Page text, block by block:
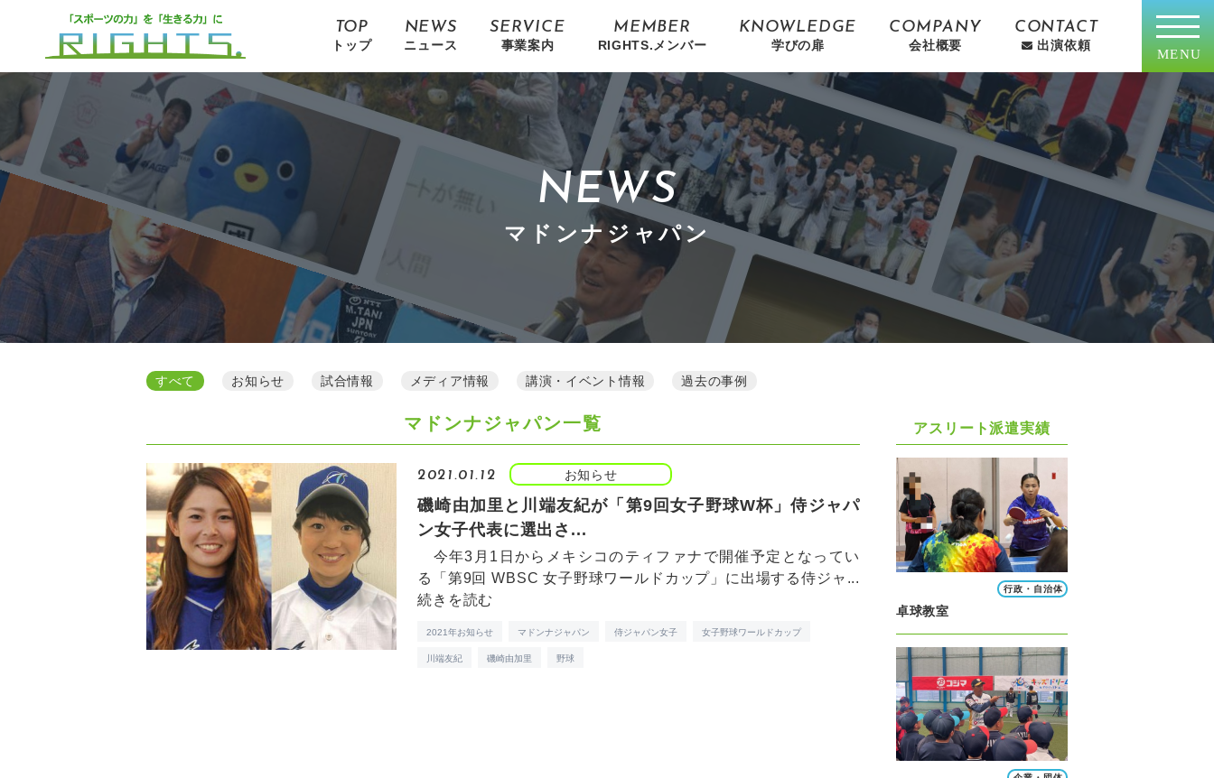
TOP
トップ
NEWS
ニュース
SERVICE
事業案内
MEMBER
RIGHTS.メンバー
KNOWLEDGE
学びの扉
COMPANY
会社概要
CONTACT
出演依頼
MENU
NEWS
マドンナジャパン
すべて お知らせ 試合情報 メディア情報 講演・イベント情報 過去の事例
マドンナジャパン一覧
2021.01.12 お知らせ
磯崎由加里と川端友紀が「第9回女子野球W杯」侍ジャパ
ン女子代表に選出さ...
今年3月1日からメキシコのティファナで開催予定となってい
る「第9回 WBSC 女子野球ワールドカップ」に出場する侍ジャ...
続きを読む
2021年お知らせ マドンナジャパン 侍ジャパン女子 女子野球ワールドカップ
川端友紀 磯崎由加里 野球
アスリート派遣実績
行政・自治体
卓球教室